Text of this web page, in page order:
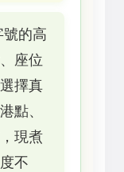
號的高
座位
擇真
點、
現煮
不